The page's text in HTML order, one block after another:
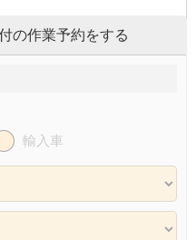
の作業予約をする
輸入車